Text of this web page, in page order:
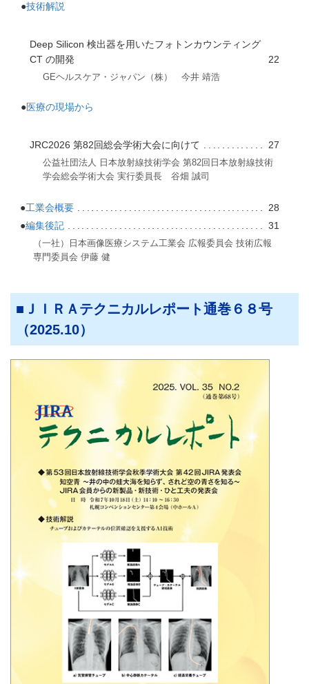
●技術解説
Deep Silicon 検出器を用いたフォトンカウンティング
CT の開発
22
GEヘルスケア・ジャパン（株） 今井 靖浩
●医療の現場から
JRC2026 第82回総会学術大会に向けて 27
公益社団法人 日本放射線技術学会 第82回日本放射線技術
学会総会学術大会 実行委員長 谷畑 誠司
●工業会概要
28
●編集後記 31
（一社）日本画像医療システム工業会 広報委員会 技術広報
専門委員会 伊藤 健
ＪＩＲＡテクニカルレポート通巻６８号
（2025.10）